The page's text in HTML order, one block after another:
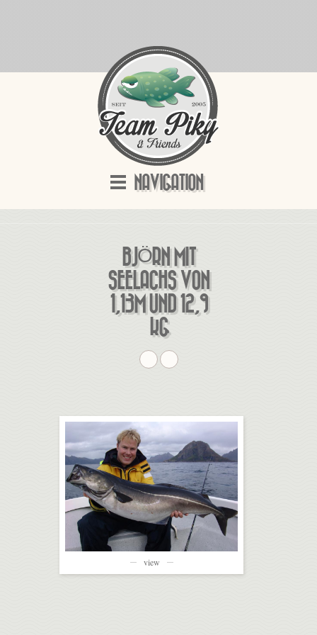
NAVIGATION
BJÖRN MIT
SEELACHS VON
1,13M UND 12,9
KG
view